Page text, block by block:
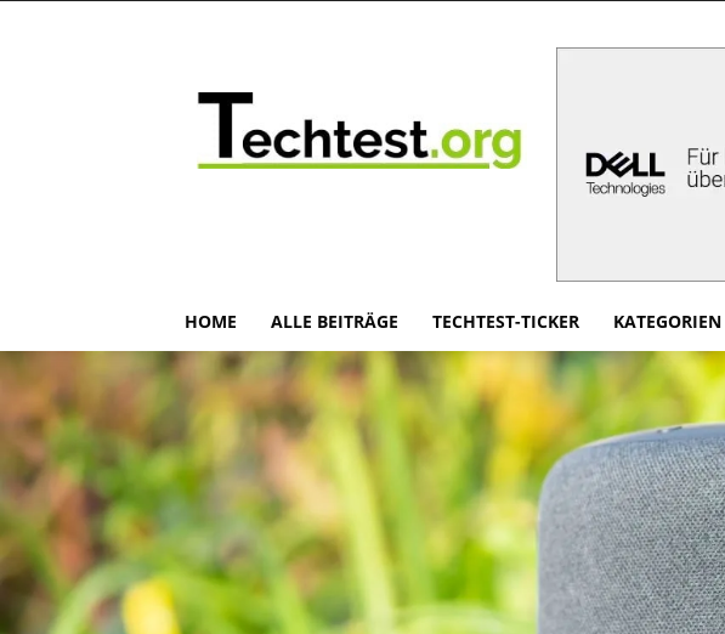
HOME ALLE BEITRÄGE TECHTEST-TICKER KATEGORIEN